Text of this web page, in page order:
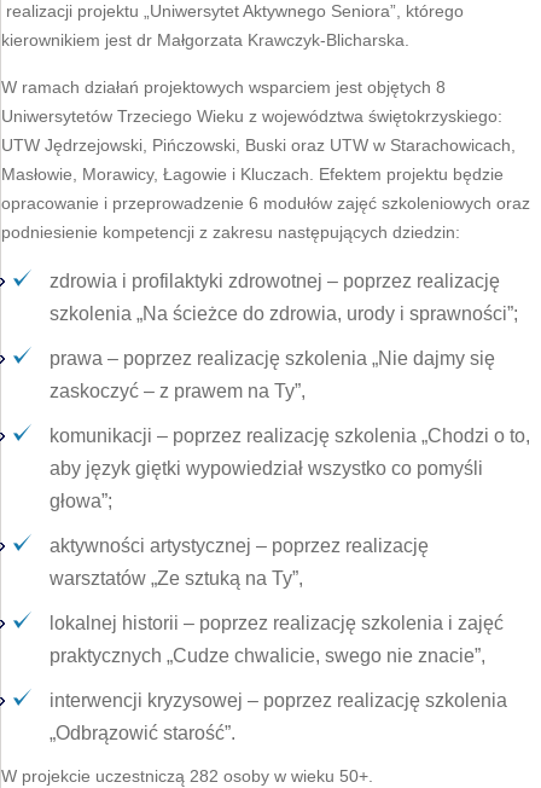
realizacji projektu „Uniwersytet Aktywnego Seniora”, którego
kierownikiem jest dr Małgorzata Krawczyk-Blicharska.
W ramach działań projektowych wsparciem jest objętych 8
Uniwersytetów Trzeciego Wieku z województwa świętokrzyskiego:
UTW Jędrzejowski, Pińczowski, Buski oraz UTW w Starachowicach,
Masłowie, Morawicy, Łagowie i Kluczach. Efektem projektu będzie
opracowanie i przeprowadzenie 6 modułów zajęć szkoleniowych oraz
podniesienie kompetencji z zakresu następujących dziedzin:
zdrowia i profilaktyki zdrowotnej – poprzez realizację
szkolenia „Na ścieżce do zdrowia, urody i sprawności”;
prawa – poprzez realizację szkolenia „Nie dajmy się
zaskoczyć – z prawem na Ty”,
komunikacji – poprzez realizację szkolenia „Chodzi o to,
aby język giętki wypowiedział wszystko co pomyśli
głowa”;
aktywności artystycznej – poprzez realizację
warsztatów „Ze sztuką na Ty”,
lokalnej historii – poprzez realizację szkolenia i zajęć
praktycznych „Cudze chwalicie, swego nie znacie”,
interwencji kryzysowej – poprzez realizację szkolenia
„Odbrązowić starość”.
W projekcie uczestniczą 282 osoby w wieku 50+.